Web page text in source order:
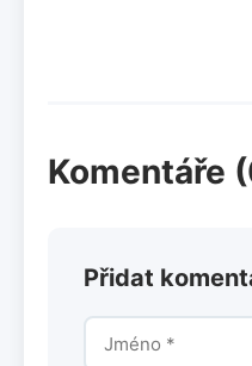
Komentáře
Přidat